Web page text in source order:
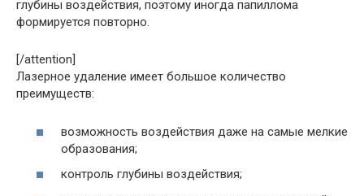
глубины воздействия, поэтому иногда папиллома
формируется повторно.
[/attention]
Лазерное удаление имеет большое количество
преимуществ:
возможность воздействия даже на самые мелкие
образования;
контроль глубины воздействия;